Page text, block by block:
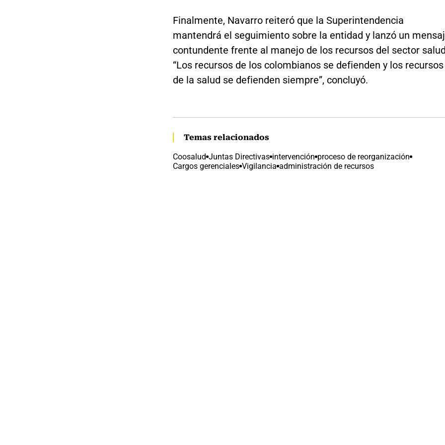
Finalmente, Navarro reiteró que la Superintendencia
mantendrá el seguimiento sobre la entidad y lanzó un
contundente frente al manejo de los recursos del sector
“Los recursos de los colombianos se defienden y los recursos
de la salud se defienden siempre”, concluyó.
Temas relacionados
Coosalud Juntas Directivas intervención proceso de reorganización
Cargos gerenciales Vigilancia administración de recursos